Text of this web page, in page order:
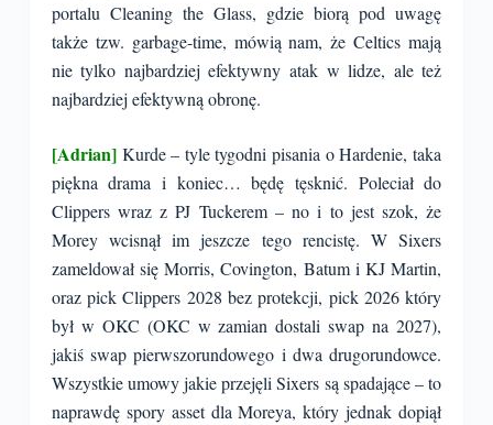
portalu Cleaning the Glass, gdzie biorą pod uwagę
także tzw. garbage-time, mówią nam, że Celtics mają
nie tylko najbardziej efektywny atak w lidze, ale też
najbardziej efektywną obronę.
[Adrian]Kurde – tyle tygodni pisania o Hardenie, taka
piękna drama i koniec… będę tęsknić. Poleciał do
Clippers wraz z PJ Tuckerem – no i to jest szok, że
Morey wcisnął im jeszcze tego rencistę. W Sixers
zameldował się Morris, Covington, Batum i KJ Martin,
oraz pick Clippers 2028 bez protekcji, pick 2026 który
był w OKC (OKC w zamian dostali swap na 2027),
jakiś swap pierwszorundowego i dwa drugorundowce.
Wszystkie umowy jakie przejęli Sixers są spadające – to
naprawdę spory asset dla Moreya, który jednak dopiął